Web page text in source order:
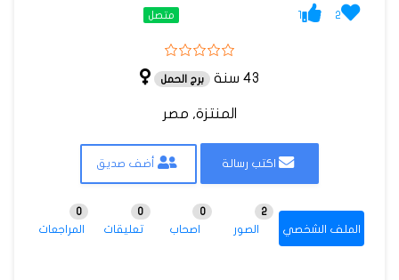
2
1 متصل
43 سنة برج الحمل
المنتزة, مصر
اكتب رسالة أضف صديق
الملف الشخصي الصور
2
اصحاب
0
تعليقات
0
المراجعات
0